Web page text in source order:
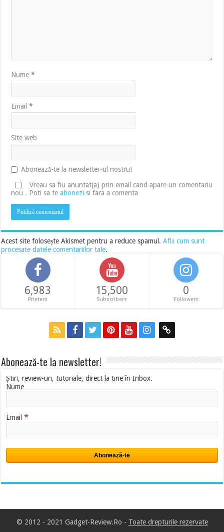
Nume*
Email*
Site web
Abonează-te la newsletter-ul nostru!
Vreau sa fiu anuntat(a) prin email cand apare un comentariu
nou . Poti sa teabonezi si fara a comenta
Acest site folosește Akismet pentru a reduce spamul.Află cum sunt
procesate datele comentariilor tale.
6,983
Prieteni
15,500
Subscribers
0
Followers
Abonează-te la newsletter!
Știri, review-uri, tutoriale, direct la tine în Inbox.
Nume
Email*
© 2012 - 2021 Gadget-Review.Ro - Toate drepturile rezervate